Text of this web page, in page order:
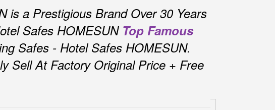
is a Prestigious Brand Over 30 Years
Safes HOMESUN Top Famous
Safes - Hotel Safes HOMESUN.
Sell At Factory Original Price + Free